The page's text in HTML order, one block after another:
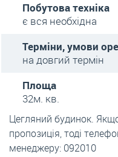
Побутова техніка
є вся необхідна
Терміни, умови
на довгий термін
Площа
32м. кв.
Цегляний будинок.
пропозиція, тоді
менеджеру: 092010